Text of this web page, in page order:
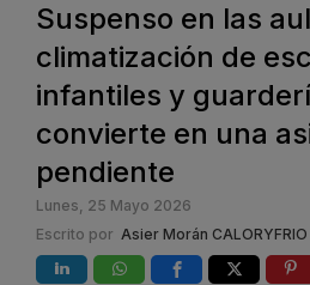
Suspenso en las
climatización de
infantiles y
convierte en una
pendiente
Lunes, 25 Mayo 2026
Escrito por Asier Morán CALORYFRIO